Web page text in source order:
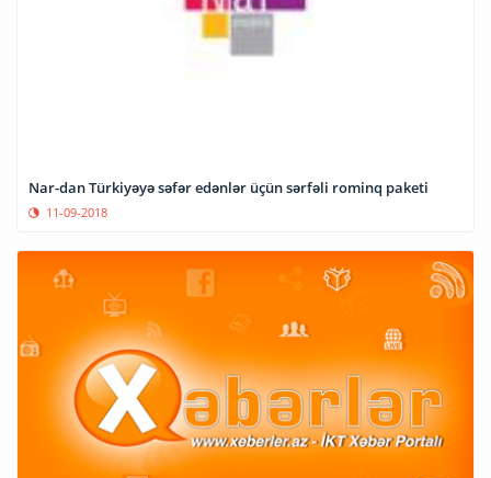
Nar-dan Türkiyəyə səfər edənlər üçün sərfəli rominq paketi
11-09-2018